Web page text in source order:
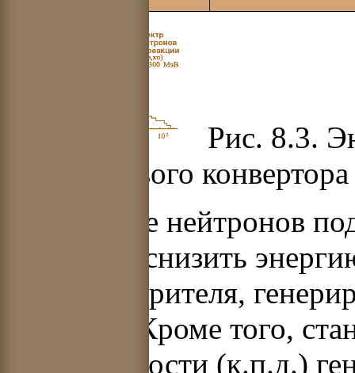
Рис. 8.3.
из свинцового конвертора
Умножение нейтронов
позволяет снизить
пучка ускорителя,
реактора. Кроме того,
эффективности (к.п.д.)